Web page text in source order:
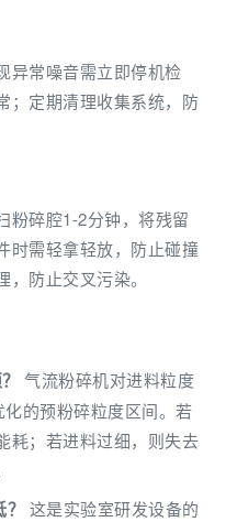
异常噪音需立即停机检
；定期清理收集系统，防
粉碎腔1-2分钟，将残留
时需轻拿轻放，防止碰撞
防止交叉污染。
气流粉碎机对进料粒度
的预粉碎粒度区间。若
耗；若进料过细，则失去
这是实验室研发设备的